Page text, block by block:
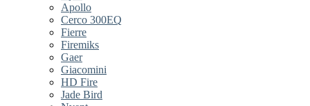
Apollo
Cerco 300EQ
Fierre
Firemiks
Gaer
Giacomini
HD Fire
Jade Bird